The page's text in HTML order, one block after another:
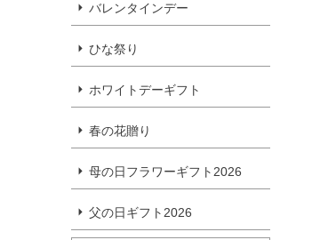
バレンタインデー
ひな祭り
ホワイトデーギフト
春の花贈り
母の日フラワーギフト2026
父の日ギフト2026